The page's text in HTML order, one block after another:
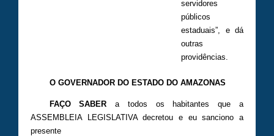
servidores
públicos
estaduais”, e dá
outras
providências.
O GOVERNADOR DO ESTADO DO AMAZONAS
FAÇO SABERa todos os habitantes que a
ASSEMBLEIA LEGISLATIVA decretou e eu sanciono a
presente